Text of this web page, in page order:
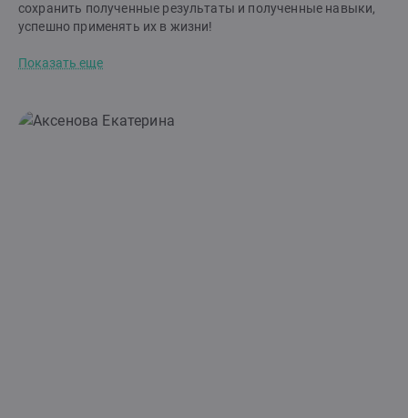
сохранить полученные результаты и полученные навыки,
успешно применять их в жизни!
Показать еще